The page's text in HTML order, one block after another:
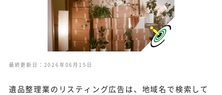
最終更新日：2026年06月15日
遺品整理業のリスティング広告は、地域名で検索して